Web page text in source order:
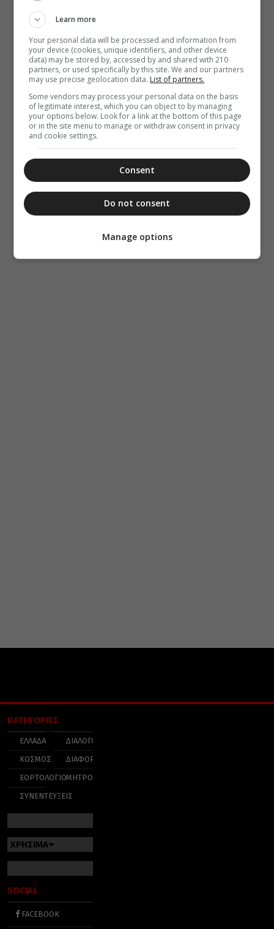
ΚΑΤΗΓΟΡΙΕΣ
ΕΛΛΑΔΑ
ΚΟΣΜΟΣ
ΕΟΡΤΟΛΟΓΙΟ
ΣΥΝΕΝΤΕΥΞΕΙΣ
ΔΙΑΛΟΓΟΣ
ΔΙΑΦΟΡΑ
ΜΗΤΡΟΠΟΛΕΙΣ
ΧΡΗΣΙΜΑ
SOCIAL
FACEBOOK
Learn more
Your personal data will be processed and information from
your device (cookies, unique identifiers, and other device
data) may be stored by, accessed by and shared with 210
partners, or used specifically by this site. We and our partners
may use precise geolocation data. List of partners.
Some vendors may process your personal data on the basis
of legitimate interest, which you can object to by managing
your options below. Look for a link at the bottom of this page
or in the site menu to manage or withdraw consent in privacy
and cookie settings.
Consent
Do not consent
Manage options